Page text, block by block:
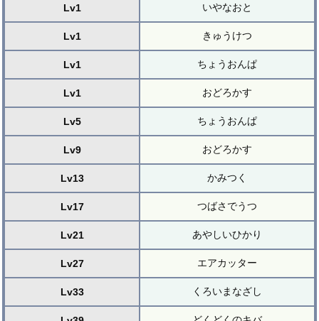
Lv1 いやなおと
Lv1 きゅうけつ
Lv1 ちょうおんぱ
Lv1 おどろかす
Lv5 ちょうおんぱ
Lv9 おどろかす
Lv13 かみつく
Lv17 つばさでうつ
Lv21 あやしいひかり
Lv27 エアカッター
Lv33 くろいまなざし